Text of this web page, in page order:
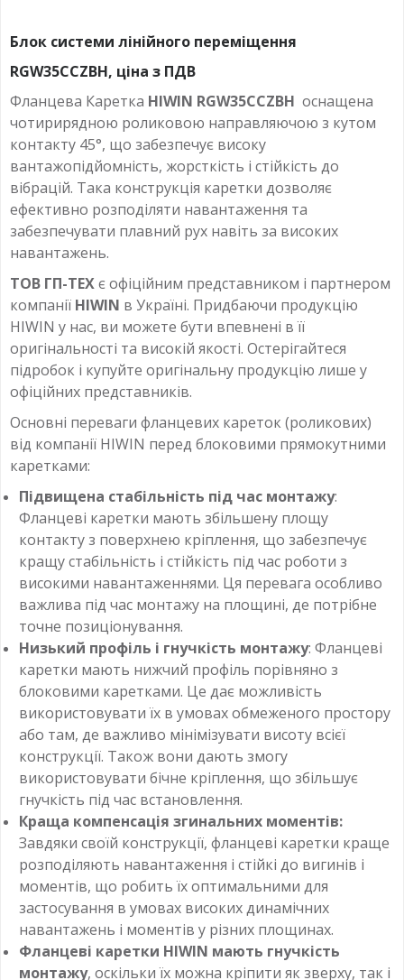
Блок системи лінійного переміщення
RGW35CCZBH, ціна з ПДВ
Фланцева Каретка HIWIN RGW35CCZBH оснащена
чотирирядною роликовою направляючою з кутом
контакту 45°, що забезпечує високу
вантажопідйомність, жорсткість і стійкість до
вібрацій. Така конструкція каретки дозволяє
ефективно розподіляти навантаження та
забезпечувати плавний рух навіть за високих
навантажень.
ТОВ ГП-ТЕХє офіційним представником і партнером
компанії HIWIN в Україні. Придбаючи продукцію
HIWIN у нас, ви можете бути впевнені в її
оригінальності та високій якості. Остерігайтеся
підробок і купуйте оригінальну продукцію лише у
офіційних представників.
Основні переваги фланцевих кареток (роликових)
від компанії HIWIN перед блоковими прямокутними
каретками:
Підвищена стабільність під час монтажу:
Фланцеві каретки мають збільшену площу
контакту з поверхнею кріплення, що забезпечує
кращу стабільність і стійкість під час роботи з
високими навантаженнями. Ця перевага особливо
важлива під час монтажу на площині, де потрібне
точне позиціонування.
Низький профіль і гнучкість монтажу: Фланцеві
каретки мають нижчий профіль порівняно з
блоковими каретками. Це дає можливість
використовувати їх в умовах обмеженого простору
або там, де важливо мінімізувати висоту всієї
конструкції. Також вони дають змогу
використовувати бічне кріплення, що збільшує
гнучкість під час встановлення.
Краща компенсація згинальних моментів:
Завдяки своїй конструкції, фланцеві каретки краще
розподіляють навантаження і стійкі до вигинів і
моментів, що робить їх оптимальними для
застосування в умовах високих динамічних
навантажень і моментів у різних площинах.
Фланцеві каретки HIWIN мають гнучкість
монтажу, оскільки їх можна кріпити як зверху, так і